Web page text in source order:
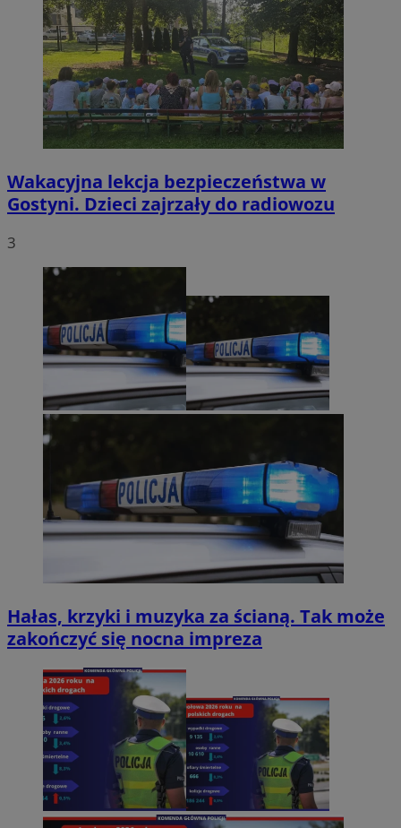
Wakacyjna lekcja bezpieczeństwa w
Gostyni. Dzieci zajrzały do radiowozu
3
Hałas, krzyki i muzyka za ścianą. Tak może
zakończyć się nocna impreza